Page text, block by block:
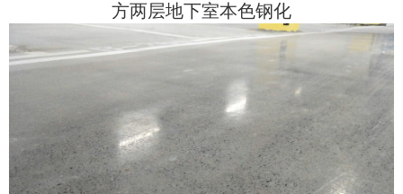
方两层地下室本色钢化